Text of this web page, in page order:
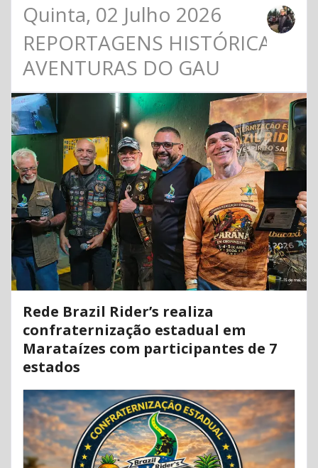
Quinta, 02 Julho 2026
REPORTAGENS HISTÓRICAS
AVENTURAS DO GAU
Rede Brazil Rider’s realiza
confraternização estadual em
Marataízes com participantes de 7
estados